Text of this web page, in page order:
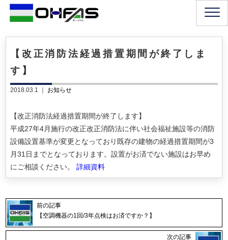
【改正消防法経過措置期間が終了しま
す】
2018.03.1 ｜ お知らせ
【改正消防法経過措置期間が終了します】
平成27年4月施行の改正改正消防法に伴い社会福祉施設等の消防
設備設置基準が変更となっており既存の建物の経過措置期間が3
月31日までとなっております。設置がお済でない施設はお早め
にご相談ください。詳細資料
前の記事
【空調機器の1回/3年点検はお済ですか？】
次の記事